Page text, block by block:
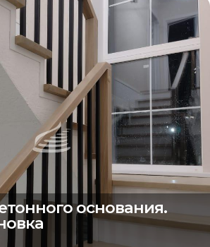
основания.